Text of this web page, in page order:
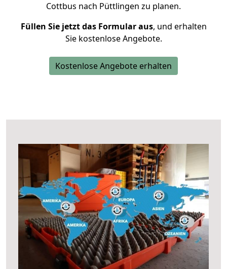
Cottbus nach Püttlingen zu planen.
Füllen Sie jetzt das Formular aus, und erhalten
Sie kostenlose Angebote.
Kostenlose Angebote erhalten